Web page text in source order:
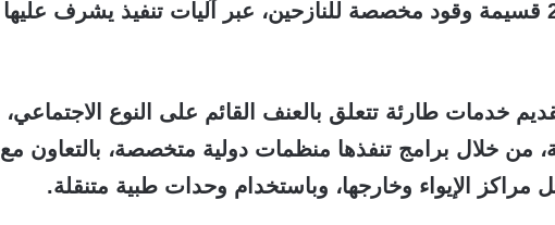
بطانية، بالإضافة إلى 2500 قسيمة وقود مخصصة للنازحين، عبر آليات تنفيذ يشرف عليها
خدمات طارئة تتعلق بالعنف القائم على النوع الاجتماعي،
من خلال برامج تنفذها منظمات دولية متخصصة، بالتعاون مع
الإيواء وخارجها، وباستخدام وحدات طبية متنقلة.